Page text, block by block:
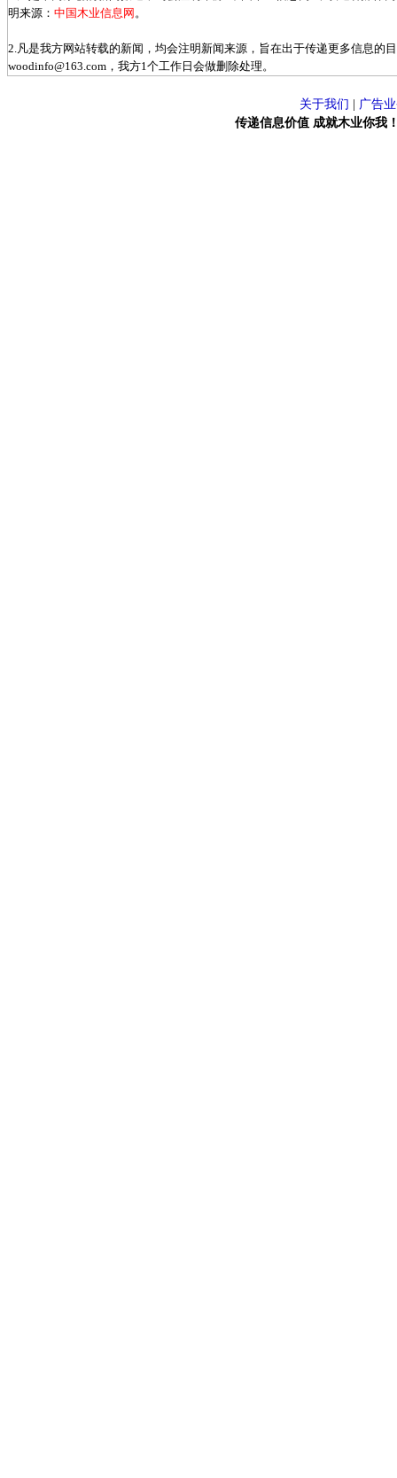
明来源： 中国木业信息网 。
2.凡是我方网站转载的新闻，均会注明新闻来源，旨在出于传递更多信息的
woodinfo@163.com，我方1个工作日会做删除处理。
关于我们
广告
传递信息价值 成就木业你我